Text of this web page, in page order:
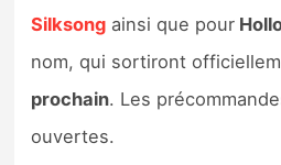
Précommandes
Précommandes jeux
Sorties de jeux
Silksong ainsi que pour
nom, qui sortiront
prochain. Les
ouvertes.